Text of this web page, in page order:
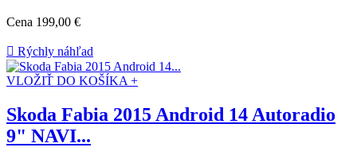
Cena 199,00 €
 Rýchly náhľad
VLOŽIŤ DO KOŠÍKA +
Skoda Fabia 2015 Android 14 Autoradio
9" NAVI...